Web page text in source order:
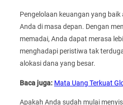
Pengelolaan keuangan yang
Anda di masa depan. Dengan
memadai, Anda dapat merasa
menghadapi peristiwa tak
alokasi dana yang besar.
Baca juga: Mata Uang Terkuat
Apakah Anda sudah mulai